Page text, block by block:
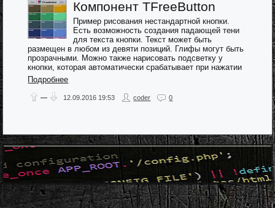
Компонент TFreeButton
Пример рисования нестандартной кнопки.
Есть возможность создания падающей тени
для текста кнопки. Текст может быть
размещен в любом из девяти позиций. Глифы могут быть
прозрачными. Можно также нарисовать подсветку у
кнопки, которая автоматически срабатывает при нажатии
Подробнее
— 12.09.2016 19:53 coder 0